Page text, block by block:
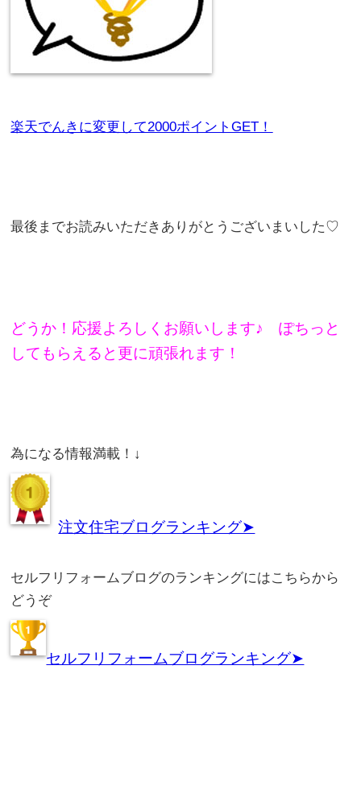
楽天でんきに変更して2000ポイントGET！
最後までお読みいただきありがとうございまいした♡
どうか！応援よろしくお願いします♪ ぽちっと
してもらえると更に頑張れます！
為になる情報満載！↓
注文住宅ブログランキング➤
セルフリフォームブログのランキングにはこちらから
どうぞ
セルフリフォームブログランキング➤